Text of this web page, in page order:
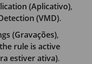
(Aplicativo),
(VMD).
(Gravações),
rule is active
estiver ativa).